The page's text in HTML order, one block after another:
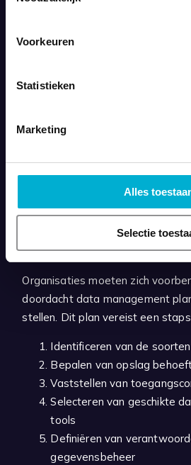
Voorkeuren
Statistieken
Marketing
Alles
Selectie
Een data
management
Veel organisaties nemen een
als het om datastrategie gaat.
ingebouwde functies van hun
groeiende hoeveelheden data,
voor bedrijfsvoering zorgt ervoor
aanpak noodzakelijk is.
Organisaties moeten zich
doordacht data management
stellen. Dit plan vereist een
Identificeren van de
Bepalen van opslag
Vaststellen van
Selecteren van geschikte
tools
Definiëren van
gegevensbeheer